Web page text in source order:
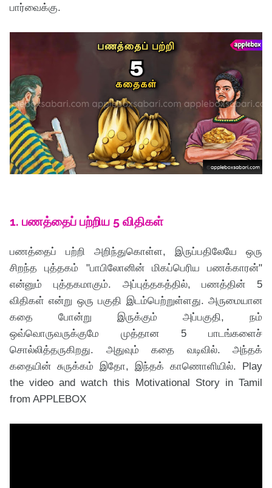
பார்வைக்கு.
1. பணத்தைப் பற்றிய 5 விதிகள்
பணத்தைப் பற்றி அறிந்துகொள்ள, இருப்பதிலேயே ஒரு
சிறந்த புத்தகம் "பாபிலோனின் மிகப்பெரிய பணக்காரன்"
என்னும் புத்தகமாகும். அப்புத்தகத்தில், பணத்தின் 5
விதிகள் என்று ஒரு பகுதி இடம்பெற்றுள்ளது. அருமையான
கதை போன்று இருக்கும் அப்பகுதி, நம்
ஒவ்வொருவருக்குமே முத்தான 5 பாடங்களைச்
சொல்லித்தருகிறது. அதுவும் கதை வடிவில். அந்தக்
கதையின் சுருக்கம் இதோ, இந்தக் காணொளியில். Play
the video and watch this Motivational Story in Tamil
from APPLEBOX